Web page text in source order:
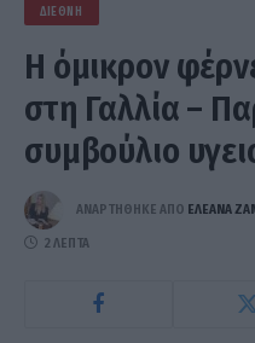
ΔΙΕΘΝΉ
H όμικρον
στη Γαλλία –
συμβούλιο
ΑΝΑΡΤΗΘΗΚΕ ΑΠΟ ΕΛΕΑΝΑ
2 ΛΕΠΤΆ